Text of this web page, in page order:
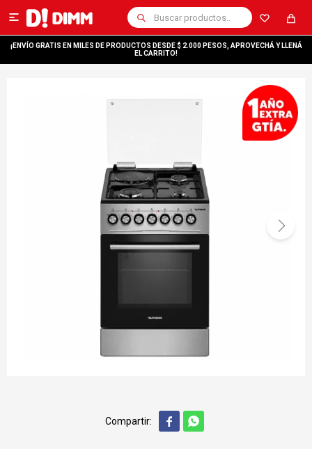

¡ENVÍO GRATIS EN MILES DE PRODUCTOS DESDE $ 2.000 PESOS, APROVECHÁ Y LLENÁ
EL CARRITO!
 